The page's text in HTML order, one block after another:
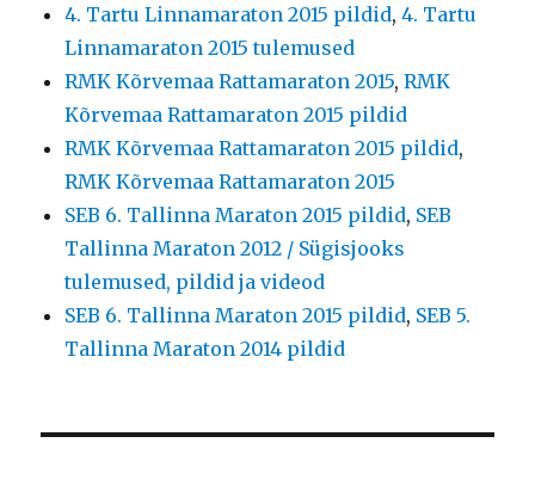
4. Tartu Linnamaraton 2015 pildid,4. Tartu
Linnamaraton 2015 tulemused
RMK Kõrvemaa Rattamaraton 2015,RMK
Kõrvemaa Rattamaraton 2015 pildid
RMK Kõrvemaa Rattamaraton 2015 pildid,
RMK Kõrvemaa Rattamaraton 2015
SEB 6. Tallinna Maraton 2015 pildid, SEB
Tallinna Maraton 2012 / Sügisjooks
tulemused, pildid ja videod
SEB 6. Tallinna Maraton 2015 pildid, SEB 5.
Tallinna Maraton 2014 pildid